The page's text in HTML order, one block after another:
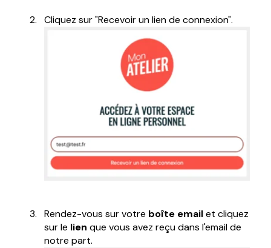
Cliquez sur "Recevoir un lien de connexion".
Rendez-vous sur votre boîte emailet cliquez
sur le lien que vous avez reçu dans l'email de
notre part.